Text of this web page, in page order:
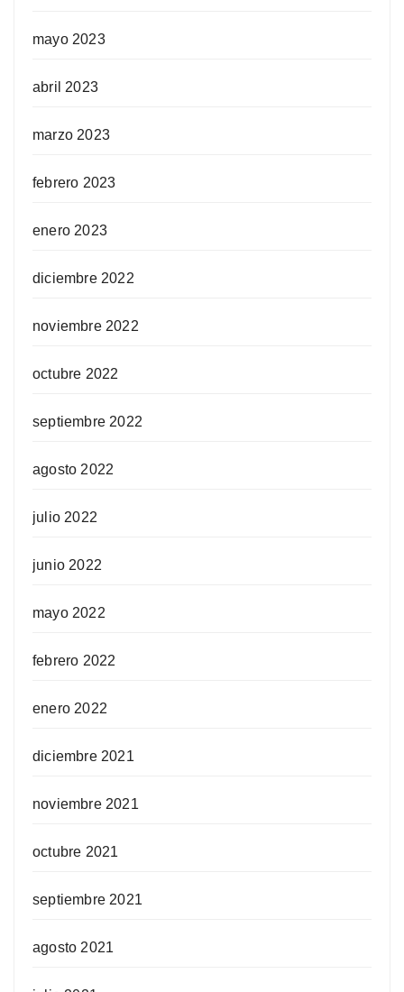
mayo 2023
abril 2023
marzo 2023
febrero 2023
enero 2023
diciembre 2022
noviembre 2022
octubre 2022
septiembre 2022
agosto 2022
julio 2022
junio 2022
mayo 2022
febrero 2022
enero 2022
diciembre 2021
noviembre 2021
octubre 2021
septiembre 2021
agosto 2021